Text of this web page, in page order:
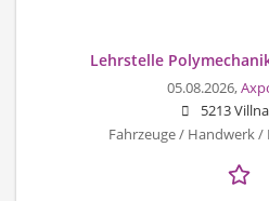
Lehrstelle
05.08.2026,
5213
Fahrzeuge / Handwerk /